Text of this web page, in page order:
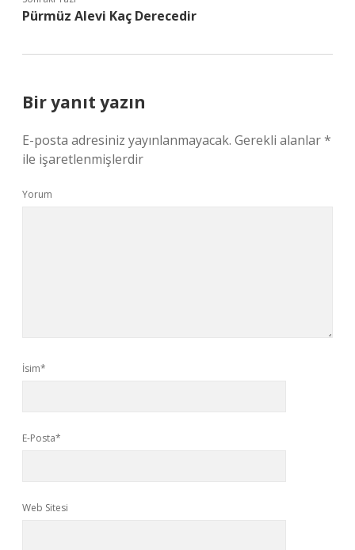
Pürmüz Alevi Kaç Derecedir
Bir yanıt yazın
E-posta adresiniz yayınlanmayacak. Gerekli alanlar*
ile işaretlenmişlerdir
Yorum
İsim*
E-Posta*
Web Sitesi